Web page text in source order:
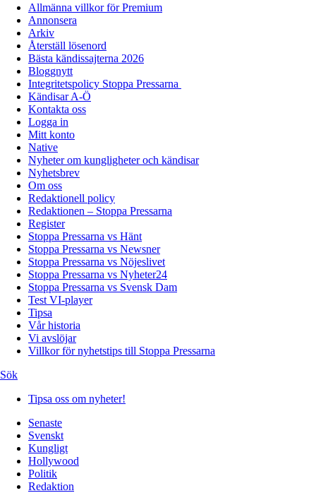
Allmänna villkor för Premium
Annonsera
Arkiv
Återställ lösenord
Bästa kändissajterna 2026
Bloggnytt
Integritetspolicy Stoppa Pressarna
Kändisar A-Ö
Kontakta oss
Logga in
Mitt konto
Native
Nyheter om kungligheter och kändisar
Nyhetsbrev
Om oss
Redaktionell policy
Redaktionen – Stoppa Pressarna
Register
Stoppa Pressarna vs Hänt
Stoppa Pressarna vs Newsner
Stoppa Pressarna vs Nöjeslivet
Stoppa Pressarna vs Nyheter24
Stoppa Pressarna vs Svensk Dam
Test VI-player
Tipsa
Vår historia
Vi avslöjar
Villkor för nyhetstips till Stoppa Pressarna
Sök
Tipsa oss om nyheter!
Senaste
Svenskt
Kungligt
Hollywood
Politik
Redaktion